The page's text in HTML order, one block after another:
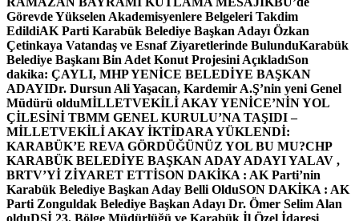
Görevde Yükselen Akademisyenlere Belgeleri Takdim
EdildiAK Parti Karabük Belediye Başkan Adayı Özkan
Çetinkaya Vatandaş ve Esnaf Ziyaretlerinde BulunduKarabük
Belediye Başkanı Bin Adet Konut Projesini AçıkladıSon
dakika: ÇAYLI, MHP YENİCE BELEDİYE BAŞKAN
ADAYIDr. Dursun Ali Yaşacan, Kardemir A.Ş’nin yeni Genel
Müdürü olduMİLLETVEKİLİ AKAY YENİCE’NİN YOL
ÇİLESİNİ TBMM GENEL KURULU’NA TAŞIDI –
MİLLETVEKİLİ AKAY İKTİDARA YÜKLENDİ:
KARABÜK’E REVA GÖRDÜĞÜNÜZ YOL BU MU?CHP
KARABÜK BELEDİYE BAŞKAN ADAY ADAYI YALAV ,
BRTV’Yİ ZİYARET ETTİSON DAKİKA : AK Parti’nin
Karabük Belediye Başkan Aday Belli OlduSON DAKİKA : AK
Parti Zonguldak Belediye Başkan Adayı Dr. Ömer Selim Alan
olduDSİ 23. Bölge Müdürlüğü ve Karabük İl Özel İdaresi